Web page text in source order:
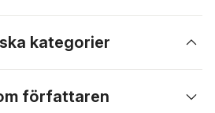
kategorier
författaren